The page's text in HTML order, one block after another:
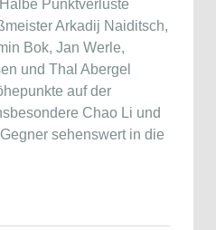
Punktverluste
Arkadij Naiditsch,
Bok, Jan Werle,
und Thal Abergel
auf der
Chao Li und
sehenswert in die